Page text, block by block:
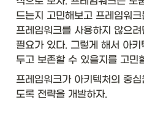
드는지 고민해보고 프레임워
프레임워크를 사용하지 않으
필요가 있다. 그렇게 해서 아
두고 보존할 수 있을지를 고민
프레임워크가 아키텍처의 중
도록 전략을 개발하자.